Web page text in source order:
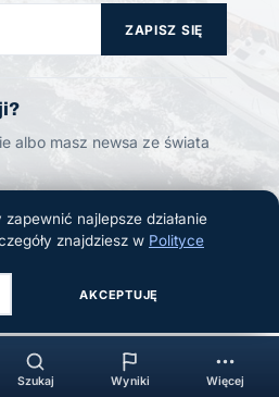
ZAPISZ SIĘ
albo masz newsa ze świata
prawa zastrzeżone.
najlepsze działanie
znajdziesz w Polityce
AKCEPTUJĘ
Szukaj Wyniki Więcej